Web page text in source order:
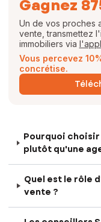
Gagnez
Un de vos proches
vente, transmettez
immobiliers via
Vous percevez
concrétise.
Pourquoi
plutôt qu'une
Quel est le rôle
vente ?